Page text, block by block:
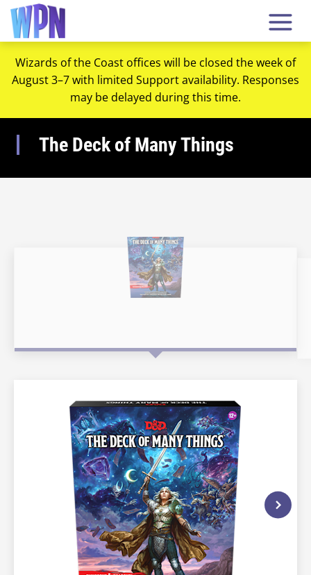
Wizards of the Coast offices will be closed the week of
August 3–7 with limited Support availability. Responses
may be delayed during this time.
The Deck of Many Things